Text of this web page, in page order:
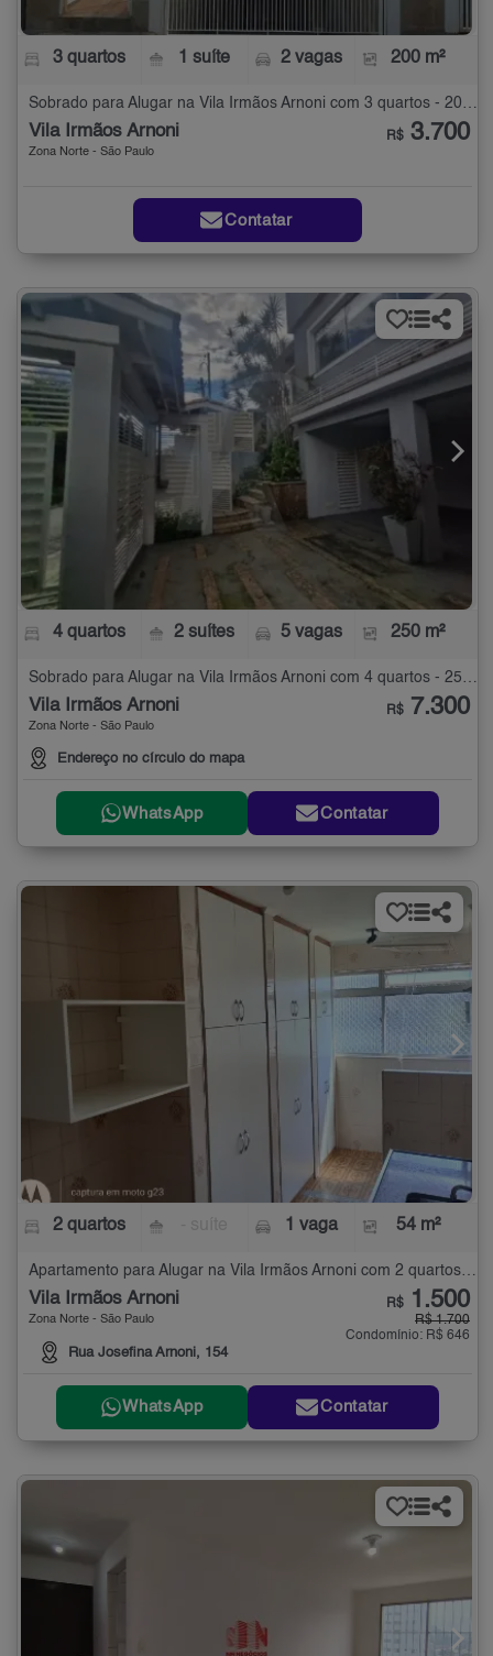
3 quartos 1 suíte 2 vagas 200 m²
Sobrado para Alugar na Vila Irmãos Arnoni com 3 quartos - 200 m²
Vila Irmãos Arnoni
Zona Norte - São Paulo
R$ 3.700
Contatar
4 quartos 2 suítes 5 vagas 250 m²
Sobrado para Alugar na Vila Irmãos Arnoni com 4 quartos - 250 m²
Vila Irmãos Arnoni
Zona Norte - São Paulo
Endereço no círculo do mapa
R$ 7.300
WhatsApp Contatar
2 quartos 1 vaga 54 m²
Apartamento para Alugar na Vila Irmãos Arnoni com 2 quartos - 54 m²
Vila Irmãos Arnoni
Zona Norte - São Paulo
Rua Josefina Arnoni, 154
R$ 1.500
R$ 1.700
Condomínio: R$ 646
WhatsApp Contatar